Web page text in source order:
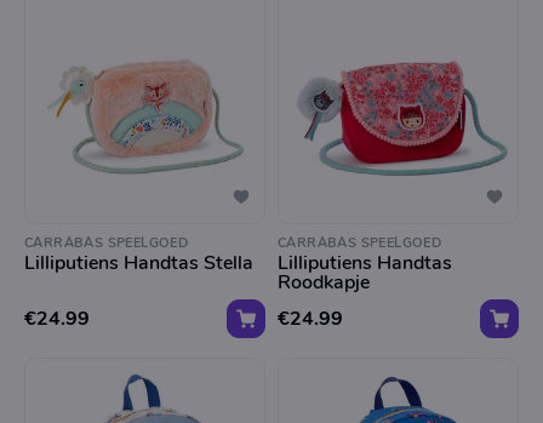
CARRABAS SPEELGOED
Lilliputiens Handtas Stella
€24.99
CARRABAS SPEELGOED
Lilliputiens Handtas
Roodkapje
€24.99